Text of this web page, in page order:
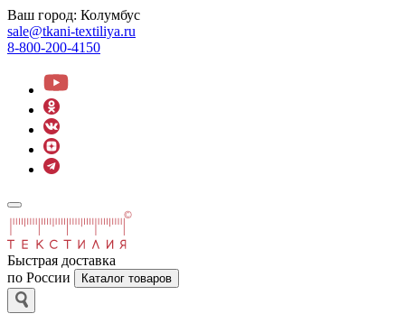
Ваш город: Колумбус
sale@tkani-textiliya.ru
8-800-200-4150
Быстрая доставка
по России
Каталог товаров